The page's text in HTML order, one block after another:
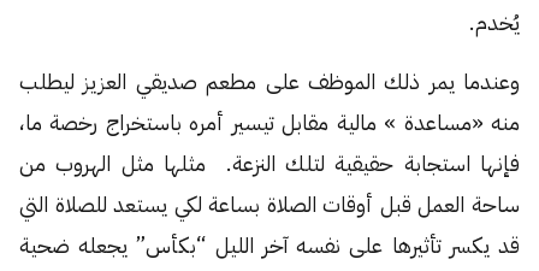
يُخدم.
وعندما يمر ذلك الموظف على مطعم صديقي العزيز ليطلب
منه «مساعدة » مالية مقابل تيسير أمره باستخراج رخصة ما،
فإنها استجابة حقيقية لتلك النزعة. مثلها مثل الهروب من
ساحة العمل قبل أوقات الصلاة بساعة لكي يستعد للصلاة التي
قد يكسر تأثيرها على نفسه آخر الليل “بكأس” يجعله ضحية